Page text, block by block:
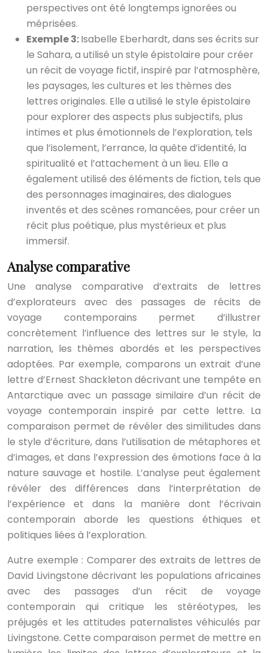
perspectives ont été longtemps ignorées ou
méprisées.
Exemple 3:Isabelle Eberhardt, dans ses écrits sur
le Sahara, a utilisé un style épistolaire pour créer
un récit de voyage fictif, inspiré par l’atmosphère,
les paysages, les cultures et les thèmes des
lettres originales. Elle a utilisé le style épistolaire
pour explorer des aspects plus subjectifs, plus
intimes et plus émotionnels de l’exploration, tels
que l’isolement, l’errance, la quête d’identité, la
spiritualité et l’attachement à un lieu. Elle a
également utilisé des éléments de fiction, tels que
des personnages imaginaires, des dialogues
inventés et des scènes romancées, pour créer un
récit plus poétique, plus mystérieux et plus
immersif.
Analyse comparative
Une analyse comparative d’extraits de lettres
d’explorateurs avec des passages de récits de
voyage contemporains permet d’illustrer
concrètement l’influence des lettres sur le style, la
narration, les thèmes abordés et les perspectives
adoptées. Par exemple, comparons un extrait d’une
lettre d’Ernest Shackleton décrivant une tempête en
Antarctique avec un passage similaire d’un récit de
voyage contemporain inspiré par cette lettre. La
comparaison permet de révéler des similitudes dans
le style d’écriture, dans l’utilisation de métaphores et
d’images, et dans l’expression des émotions face à la
nature sauvage et hostile. L’analyse peut également
révéler des différences dans l’interprétation de
l’expérience et dans la manière dont l’écrivain
contemporain aborde les questions éthiques et
politiques liées à l’exploration.
Autre exemple : Comparer des extraits de lettres de
David Livingstone décrivant les populations africaines
avec des passages d’un récit de voyage
contemporain qui critique les stéréotypes, les
préjugés et les attitudes paternalistes véhiculés par
Livingstone. Cette comparaison permet de mettre en